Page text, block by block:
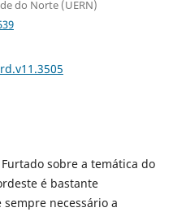
do Norte (UERN)
sobre a temática do
é bastante
necessário a